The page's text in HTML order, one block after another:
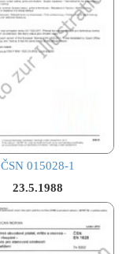
ČSN 015028-1
23.5.1988